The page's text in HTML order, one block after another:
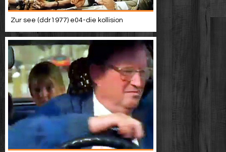
Zur see (ddr1977) e04-die kollision